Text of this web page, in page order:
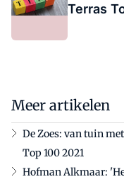
Terras
Meer artikelen
De Zoes: van tuin
Top 100 2021
Hofman Alkmaar: